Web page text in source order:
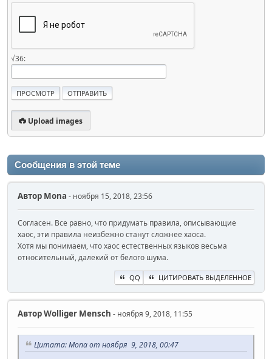
√36:
Upload images
Сообщения в этой теме
Автор Mona - ноября 15, 2018, 23:56
Согласен. Все равно, что придумать правила, описывающие
хаос, эти правила неизбежно станут сложнее хаоса.
Хотя мы понимаем, что хаос естественных языков весьма
относительный, далекий от белого шума.
QQ ЦИТИРОВАТЬ ВЫДЕЛЕННОЕ
АвторWolliger Mensch - ноября 9, 2018, 11:55
Цитата: Mona от ноября 9, 2018, 00:47